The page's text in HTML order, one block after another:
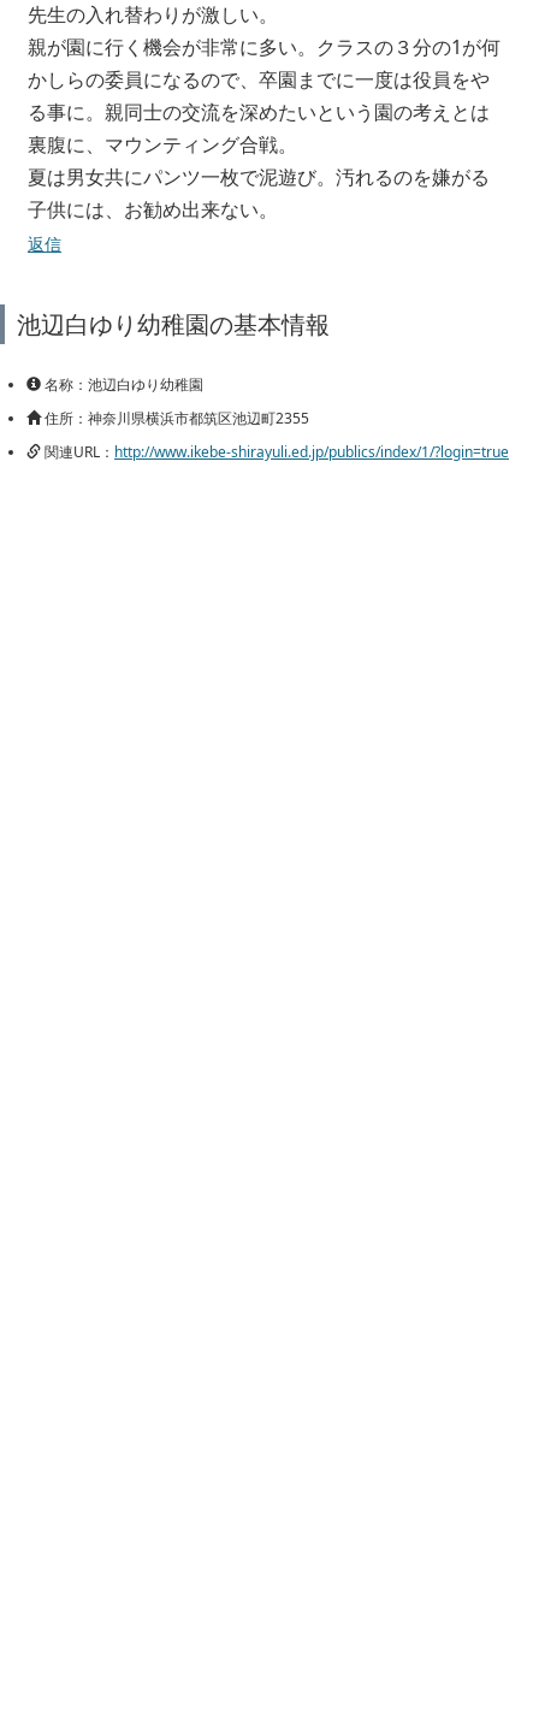
先生の入れ替わりが激しい。
親が園に行く機会が非常に多い。クラスの３分の1が何
かしらの委員になるので、卒園までに一度は役員をや
る事に。親同士の交流を深めたいという園の考えとは
裏腹に、マウンティング合戦。
夏は男女共にパンツ一枚で泥遊び。汚れるのを嫌がる
子供には、お勧め出来ない。
返信
池辺白ゆり幼稚園の基本情報
名称：池辺白ゆり幼稚園
住所：神奈川県横浜市都筑区池辺町2355
関連URL： http://www.ikebe-shirayuli.ed.jp/publics/index/1/?login=true